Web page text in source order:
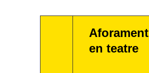
Aforament
en teatre